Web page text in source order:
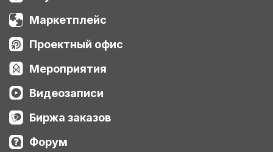
Маркетплейс
Проектный офис
Мероприятия
Видеозаписи
Биржа заказов
Форум